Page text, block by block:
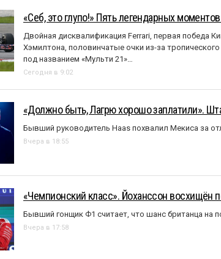
«Себ, это глупо!» Пять легендарных
Двойная дисквалификация Ferrari, первая победа
Хэмилтона, половинчатые очки из-за
под названием «Mульти 21»…
Сегодня в 9:02
«Должно быть, Лагрю хорошо заплатили».
Бывший руководитель Haas похвалил Мекиса за
Вчера в 18:55
«Чемпионский класс». Йоханссон восхищён
Бывший гонщик Ф1 считает, что шанс британца на
Вчера в 17:58